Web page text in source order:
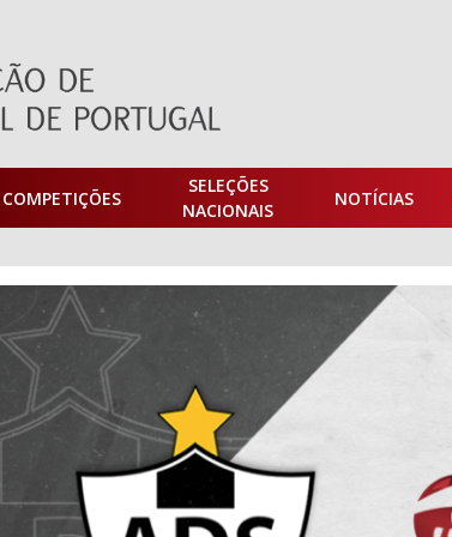
COMPETIÇÕES
SELEÇÕES
NACIONAIS
NOTÍCIAS